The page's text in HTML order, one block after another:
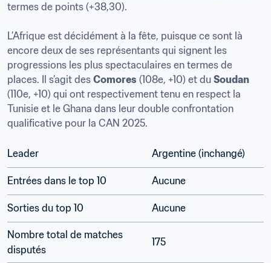
termes de points (+38,30).
L’Afrique est décidément à la fête, puisque ce sont là
encore deux de ses représentants qui signent les
progressions les plus spectaculaires en termes de
places. Il s’agit des Comores (108e, +10) et du Soudan
(110e, +10) qui ont respectivement tenu en respect la
Tunisie et le Ghana dans leur double confrontation
qualificative pour la CAN 2025.
Leader Argentine (inchangé)
Entrées dans le top 10 Aucune
Sorties du top 10 Aucune
Nombre total de matches
disputés
175